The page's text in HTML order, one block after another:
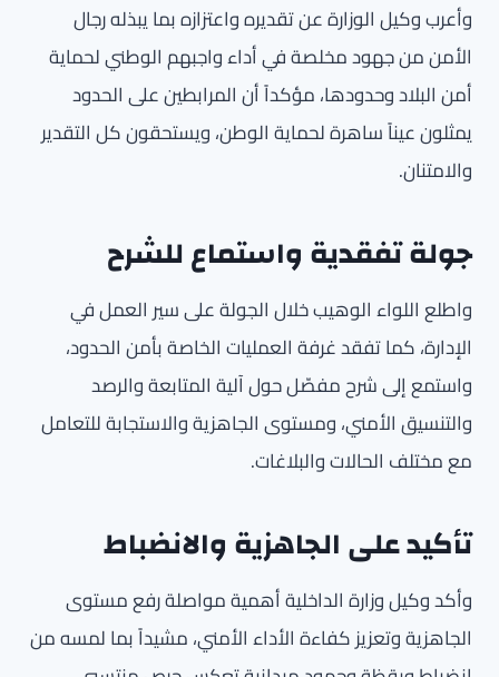
وأعرب وكيل الوزارة عن تقديره واعتزازه بما يبذله رجال
الأمن من جهود مخلصة في أداء واجبهم الوطني لحماية
أمن البلاد وحدودها، مؤكداً أن المرابطين على الحدود
يمثلون عيناً ساهرة لحماية الوطن، ويستحقون كل التقدير
والامتنان.
جولة تفقدية واستماع للشرح
واطلع اللواء الوهيب خلال الجولة على سير العمل في
الإدارة، كما تفقد غرفة العمليات الخاصة بأمن الحدود،
واستمع إلى شرح مفصّل حول آلية المتابعة والرصد
والتنسيق الأمني، ومستوى الجاهزية والاستجابة للتعامل
مع مختلف الحالات والبلاغات.
تأكيد على الجاهزية والانضباط
وأكد وكيل وزارة الداخلية أهمية مواصلة رفع مستوى
الجاهزية وتعزيز كفاءة الأداء الأمني، مشيداً بما لمسه من